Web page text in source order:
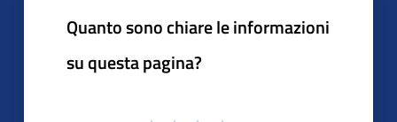
Quanto sono chiare le informazioni
su questa pagina?